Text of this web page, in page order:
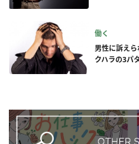
働く
男性に訴え
クハラの3パ